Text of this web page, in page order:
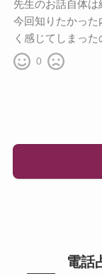
先生のお話自体は
今回知りたかっ
く感じてしまった
0
電話